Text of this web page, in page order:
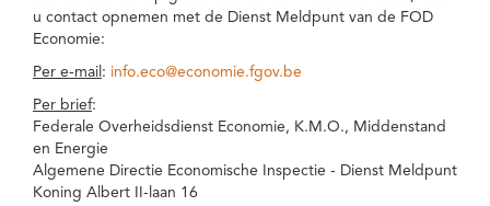
u contact opnemen met de Dienst Meldpunt van de FOD
Economie:
Per e-mail : info.eco@economie.fgov.be
Per brief:
Federale Overheidsdienst Economie, K.M.O., Middenstand
en Energie
Algemene Directie Economische Inspectie - Dienst Meldpunt
Koning Albert II-laan 16